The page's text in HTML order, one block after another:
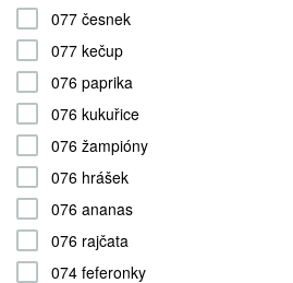
077 česnek
077 kečup
076 paprika
076 kukuřice
076 žampióny
076 hrášek
076 ananas
076 rajčata
074 feferonky